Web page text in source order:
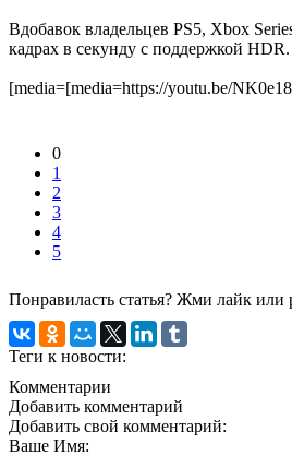
Вдобавок владельцев PS5, Xbox
кадрах в секунду с поддержкой HDR.
[media=[media=https://youtu.be/
0
1
2
3
4
5
Понравиласть статья? Жми лайк или
Теги к новости:
Комментарии
Добавить комментарий
Добавить свой комментарий:
Ваше Имя: